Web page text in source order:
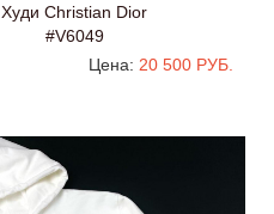
Худи Christian Dior
#V6049
Цена: 20 500 РУБ.